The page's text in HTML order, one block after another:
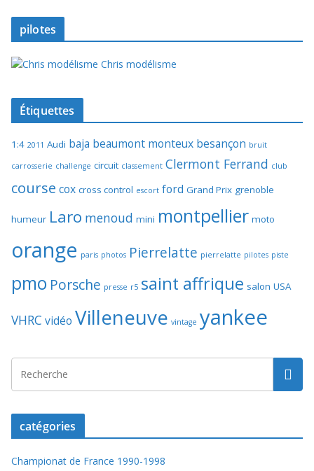
pilotes
Chris modélisme
Étiquettes
1:4 2011 Audi baja beaumont monteux besançon bruit
carrosserie challenge circuit classement Clermont Ferrand club
course cox cross control escort ford Grand Prix grenoble
humeur Laro menoud mini montpellier moto
orange paris photos Pierrelatte pierrelatte pilotes piste
pmo Porsche presse r5 saint affrique salon USA
VHRC vidéo Villeneuve vintage yankee
catégories
Championat de France 1990-1998